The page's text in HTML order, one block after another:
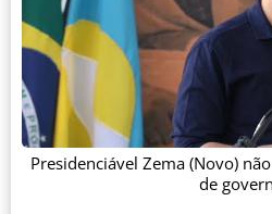
Presidenciável Zema (Novo)
de